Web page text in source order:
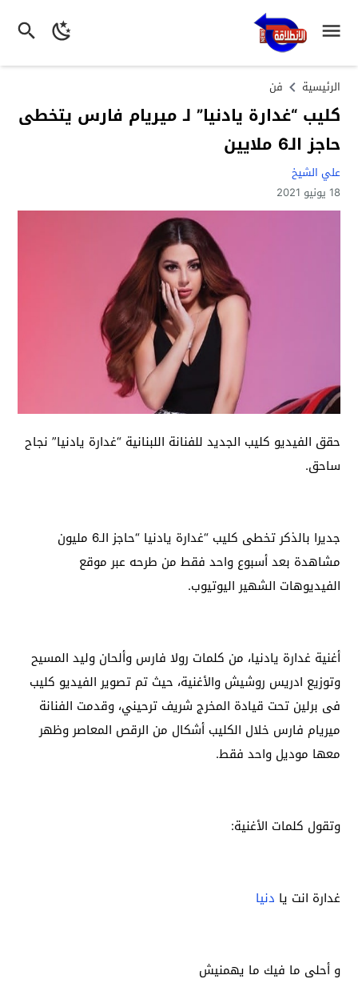
الرئيسية فن
كليب “غدارة يادنيا” لـ ميريام فارس يتخطى
حاجز الـ6 ملايين
علي الشيخ
18 يونيو 2021
حقق الفيديو كليب الجديد للفنانة اللبنانية “غدارة يادنيا” نجاح
ساحق.
جديرا بالذكر تخطى كليب “غدارة يادنيا “حاجز الـ6 مليون
مشاهدة بعد أسبوع واحد فقط من طرحه عبر موقع
الفيديوهات الشهير اليوتيوب.
أغنية غدارة يادنيا، من كلمات رولا فارس وألحان وليد المسيح
وتوزيع ادريس روشيش والأغنية، حيث تم تصوير الفيديو كليب
فى برلين تحت قيادة المخرج شريف ترحيني، وقدمت الفنانة
ميريام فارس خلال الكليب أشكال من الرقص المعاصر وظهر
معها موديل واحد فقط.
وتقول كلمات الأغنية:
غدارة انت يا دنيا
و أحلى ما فيك ما يهمنيش